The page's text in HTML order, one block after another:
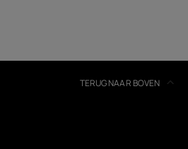
TERUG NAAR BOVEN